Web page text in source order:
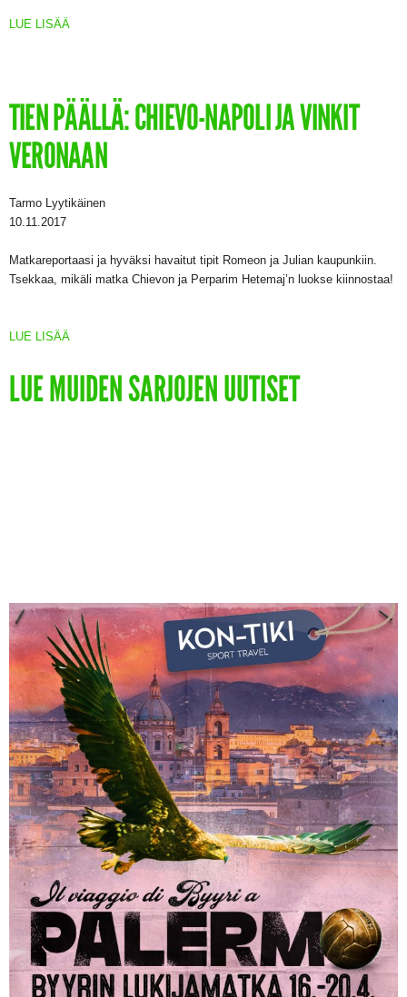
LUE LISÄÄ
TIEN PÄÄLLÄ: CHIEVO-NAPOLI JA VINKIT
VERONAAN
Tarmo Lyytikäinen
10.11.2017
Matkareportaasi ja hyväksi havaitut tipit Romeon ja Julian kaupunkiin.
Tsekkaa, mikäli matka Chievon ja Perparim Hetemaj’n luokse kiinnostaa!
LUE LISÄÄ
LUE MUIDEN SARJOJEN UUTISET